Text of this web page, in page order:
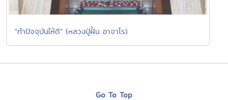
"ทำปัจจุบันให้ดี" (หลวงปู่ฝั้น อาจาโร)
Go To Top